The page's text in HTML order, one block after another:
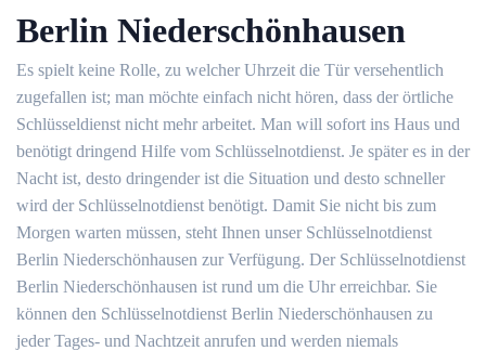
Berlin Niederschönhausen
Es spielt keine Rolle, zu welcher Uhrzeit die Tür versehentlich
zugefallen ist; man möchte einfach nicht hören, dass der örtliche
Schlüsseldienst nicht mehr arbeitet. Man will sofort ins Haus und
benötigt dringend Hilfe vom Schlüsselnotdienst. Je später es in der
Nacht ist, desto dringender ist die Situation und desto schneller
wird der Schlüsselnotdienst benötigt. Damit Sie nicht bis zum
Morgen warten müssen, steht Ihnen unser Schlüsselnotdienst
Berlin Niederschönhausen zur Verfügung. Der Schlüsselnotdienst
Berlin Niederschönhausen ist rund um die Uhr erreichbar. Sie
können den Schlüsselnotdienst Berlin Niederschönhausen zu
jeder Tages- und Nachtzeit anrufen und werden niemals